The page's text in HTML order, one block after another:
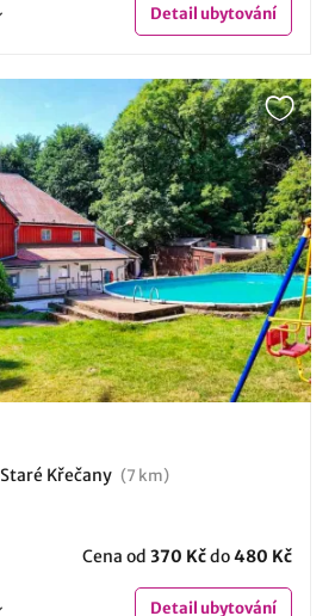
Detailubytování
Staré Křečany (7 km)
Cena od 370 Kčdo480 Kč
Detailubytování